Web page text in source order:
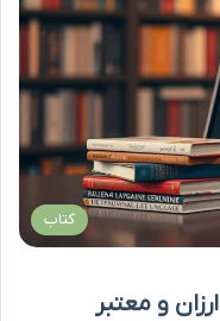
کتاب
و معتبر